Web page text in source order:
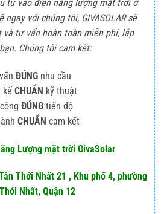
tư vào điện năng lượng mặt trời ở
ngay với chúng tôi, GIVASOLAR sẽ
và tư vấn hoàn toàn miễn phí, lắp
Chúng tôi cam kết:
ĐÚNG nhu cầu
kế CHUẨN kỹ thuật
ĐÚNGtiến độ
CHUẨN cam kết
Lượng mặt trời GivaSolar
Thới Nhất 21 , Khu phố 4, phường
Nhất, Quận 12